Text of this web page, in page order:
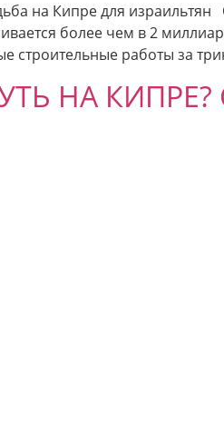
на Кипре для израильтян
более чем в 2
строительные работы за
НА КИПРЕ?